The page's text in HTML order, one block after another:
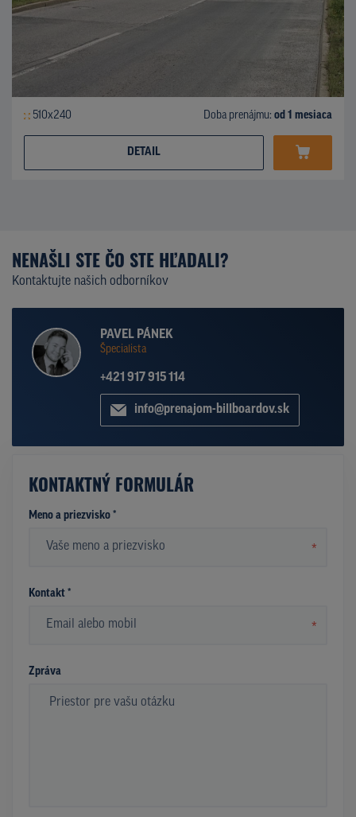
510x240 Doba prenájmu: od 1 mesiaca
DETAIL
NENAŠLI STE ČO STE HĽADALI?
Kontaktujte našich odborníkov
PAVEL PÁNEK
Špecialista
+421 917 915 114
info@prenajom-billboardov.sk
KONTAKTNÝ FORMULÁR
Meno a priezvisko *
*
Kontakt *
*
Zpráva